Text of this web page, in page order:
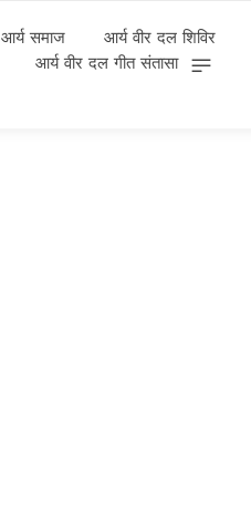
आर्य समाज आर्य वीर दल शिविर
आर्य वीर दल गीत संतासा